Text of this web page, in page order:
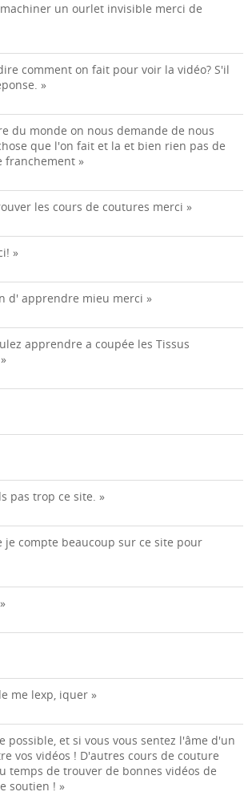
un ourlet invisible merci de
comment on fait pour voir la vidéo? S'il
»
du monde on nous demande de nous
que l'on fait et la et bien rien pas de
franchement »
les cours de coutures merci »
»
d' apprendre mieu merci »
apprendre a coupée les Tissus
pas trop ce site. »
compte beaucoup sur ce site pour
me lexp, iquer »
possible, et si vous vous sentez l'âme d'un
vos vidéos ! D'autres cours de couture
temps de trouver de bonnes vidéos de
soutien ! »